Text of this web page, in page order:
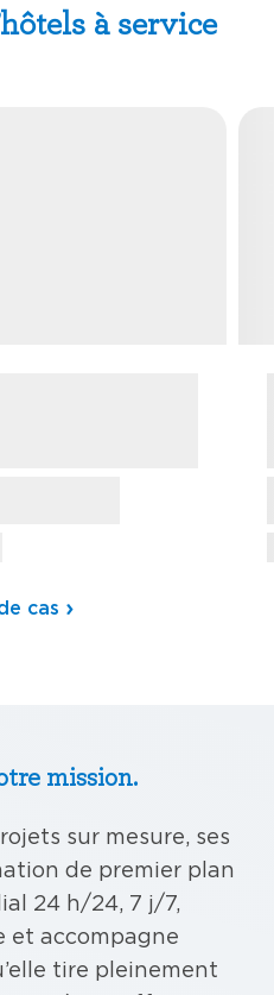
à service
cas
mission.
sur mesure, ses
de premier plan
24 h/24, 7 j/7,
et accompagne
tire pleinement